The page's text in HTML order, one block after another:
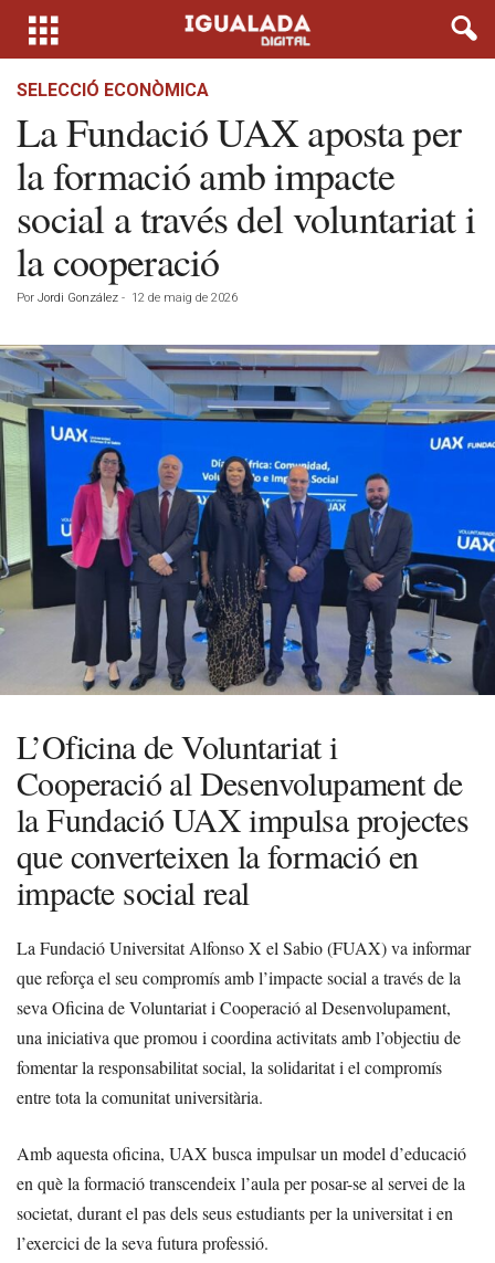
SELECCIÓ ECONÒMICA
La Fundació UAX aposta per
la formació amb impacte
social a través del voluntariat i
la cooperació
Por Jordi González - 12 de maig de 2026
L’Oficina de Voluntariat i
Cooperació al Desenvolupament de
la Fundació UAX impulsa projectes
que converteixen la formació en
impacte social real
La Fundació Universitat Alfonso X el Sabio (FUAX) va informar
que reforça el seu compromís amb l’impacte social a través de la
seva Oficina de Voluntariat i Cooperació al Desenvolupament,
una iniciativa que promou i coordina activitats amb l’objectiu de
fomentar la responsabilitat social, la solidaritat i el compromís
entre tota la comunitat universitària.
Amb aquesta oficina, UAX busca impulsar un model d’educació
en què la formació transcendeix l’aula per posar-se al servei de la
societat, durant el pas dels seus estudiants per la universitat i en
l’exercici de la seva futura professió.